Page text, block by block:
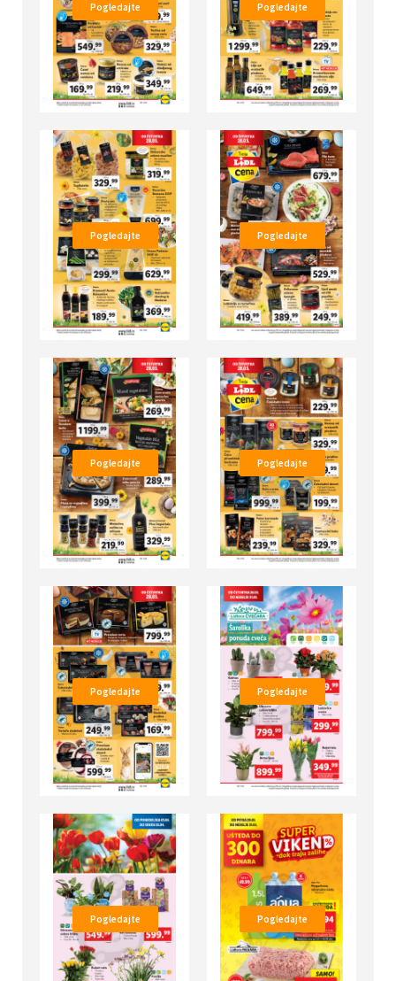
Pogledajte Pogledajte
Pogledajte Pogledajte
Pogledajte Pogledajte
Pogledajte Pogledajte
Pogledajte Pogledajte